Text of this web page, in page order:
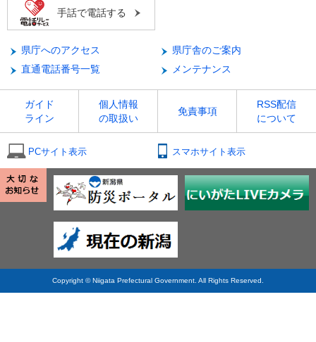
手話で電話する
県庁へのアクセス
県庁舎のご案内
直通電話番号一覧
メンテナンス
ガイド
ライン
個人情報
の取扱い
免責事項
RSS配信
について
PCサイト表示 スマホサイト表示
Copyright © Niigata Prefectural Government. All Rights Reserved.